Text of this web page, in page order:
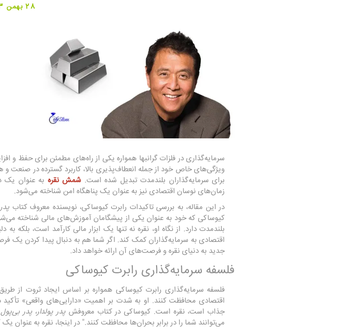
28 بهمن 1403
سرمایه‌گذاری در فلزات گرانبها همواره یکی از راه‌های مطمئن برای حفظ و
ویژگی‌های خاص خود از جمله انعطاف‌پذیری بالا، کاربرد گسترده در صنعت
برای سرمایه‌گذاران بلندمدت تبدیل شده است. شمش نقره به عنوان یک
زمان‌های نوسان اقتصادی نیز به عنوان یک پناهگاه امن شناخته می‌شود.
در این مقاله، به بررسی تاکیدات رابرت کیوساکی، نویسنده معروف کتاب
کیوساکی که خود به عنوان یکی از پیشگامان آموزش‌های مالی شناخته
بلندمدت دارد. از نگاه او، نقره نه تنها یک ابزار مالی کارآمد است، بلکه
اقتصادی به سرمایه‌گذاران کمک کند. اگر شما هم به دنبال پیدا کردن یک
جدید به دنیای نقره و فرصت‌های آن ارائه خواهد داد.
فلسفه سرمایه‌گذاری رابرت کیوساکی
فلسفه سرمایه‌گذاری رابرت کیوساکی همواره بر اساس ایجاد ثروت از
اقتصادی محافظت کنند. او به شدت بر اهمیت «دارایی‌های واقعی» تأکید
جذاب است، نقره است. کیوساکی در کتاب معروفش پدر پولدار، پدر بی‌پول
می‌توانند شما را در برابر بحران‌ها محافظت کنند." در اینجا، نقره به عنوان